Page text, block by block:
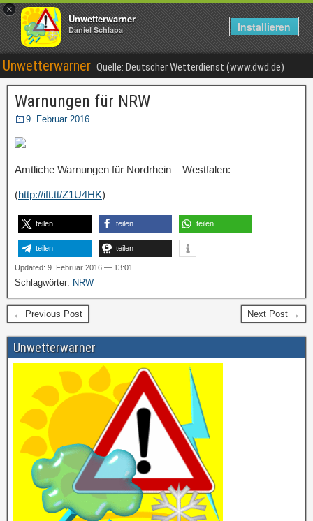
×
Unwetterwarner
Daniel Schlapa Installieren
Unwetterwarner Quelle: Deutscher Wetterdienst (www.dwd.de)
Warnungen für NRW
9. Februar 2016
Amtliche Warnungen für Nordrhein – Westfalen:
(http://ift.tt/Z1U4HK)
teilen teilen teilen
teilen teilen
Updated: 9. Februar 2016 — 13:01
Schlagwörter: NRW
← Previous Post Next Post →
Unwetterwarner